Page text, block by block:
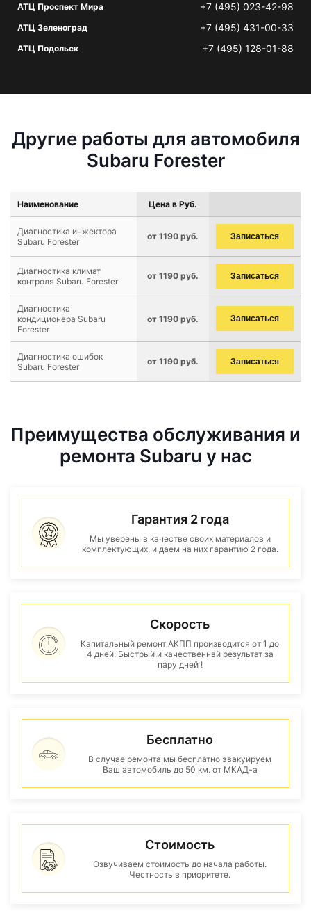
АТЦ Проспект Мира +7 (495) 023-42-98
АТЦ Зеленоград +7 (495) 431-00-33
АТЦ Подольск +7 (495) 128-01-88
Другие работы для автомобиля
Subaru Forester
Наименование Цена в Руб.
Диагностика инжектора
Subaru Forester
от 1190 руб. Записаться
Диагностика климат
контроля Subaru Forester
от 1190 руб. Записаться
Диагностика
кондиционера Subaru
Forester
от 1190 руб. Записаться
Диагностика ошибок
Subaru Forester
от 1190 руб. Записаться
Преимущества обслуживания и
ремонта Subaru у нас
Гарантия 2 года
Мы уверены в качестве своих материалов и
комплектующих, и даем на них гарантию 2 года.
Скорость
Капитальный ремонт АКПП производится от 1 до
4 дней. Быстрый и качественнвй результат за
пару дней !
Бесплатно
В случае ремонта мы бесплатно эвакуируем
Ваш автомобиль до 50 км. от МКАД-а
Стоимость
Озвучиваем стоимость до начала работы.
Честность в приоритете.